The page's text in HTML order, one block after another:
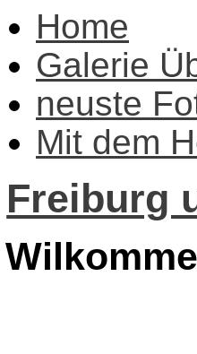
Home
Galerie
neuste
Mit dem
Freiburg